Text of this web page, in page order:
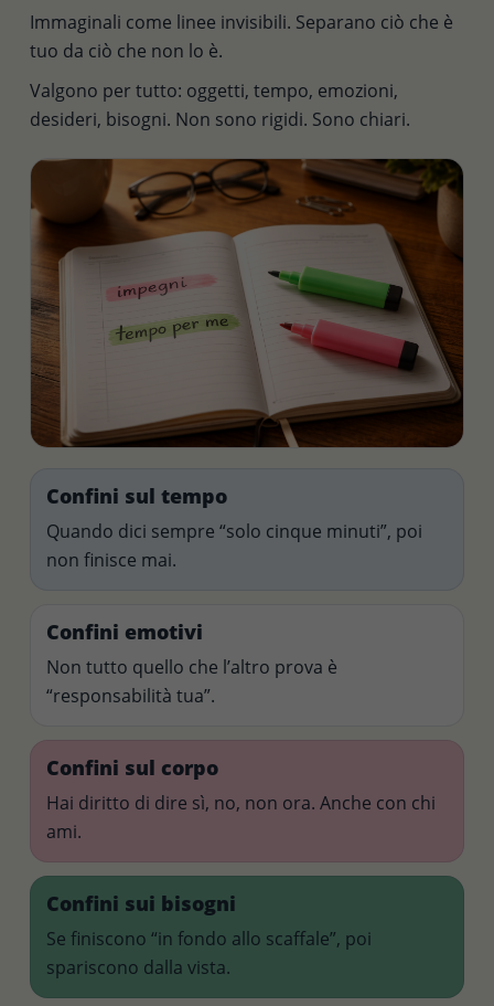
Immaginali come linee invisibili. Separano ciò che è
tuo da ciò che non lo è.
Valgono per tutto: oggetti, tempo, emozioni,
desideri, bisogni. Non sono rigidi. Sono chiari.
Confini sul tempo
Quando dici sempre “solo cinque minuti”, poi
non finisce mai.
Confini emotivi
Non tutto quello che l’altro prova è
“responsabilità tua”.
Confini sul corpo
Hai diritto di dire sì, no, non ora. Anche con chi
ami.
Confini sui bisogni
Se finiscono “in fondo allo scaffale”, poi
spariscono dalla vista.